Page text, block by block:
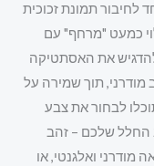
לחיבור תמונת זכוכית
כמעט "מרחף" עם
להדגיש את האסתטיקה
מודרני, תוך שמירה על
לבחור את צבע
החלל שלכם – זהב
מודרני ואלגנטי, או